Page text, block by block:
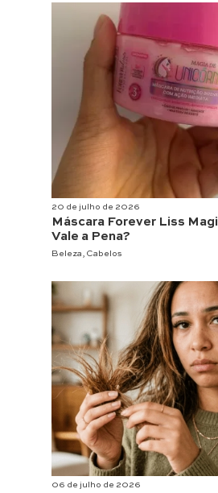
20 de julho de 2026
Máscara Forever Liss
Vale a Pena?
Beleza Cabelos
06 de julho de 2026